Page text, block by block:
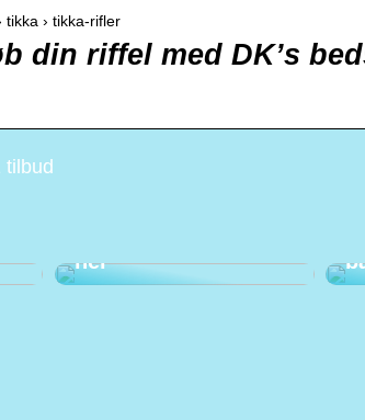
tikka › tikka-rifler
din riffel med DK’s
tilbud
her